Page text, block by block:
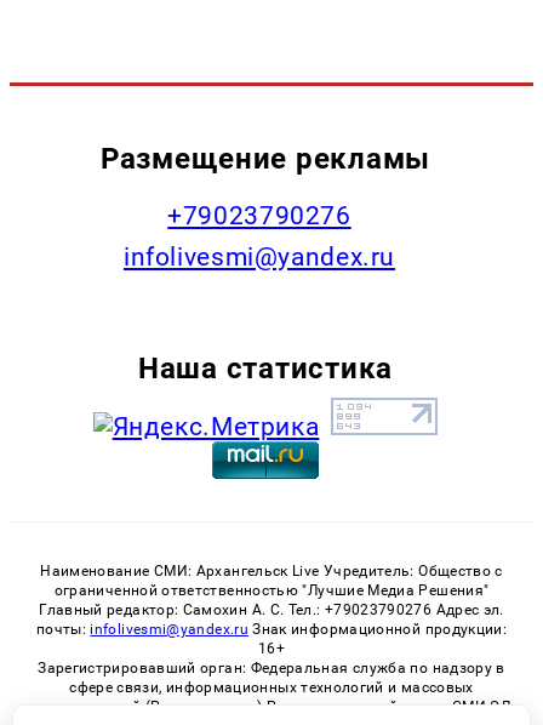
Размещение рекламы
+79023790276
infolivesmi@yandex.ru
Наша статистика
Наименование СМИ: Архангельск Live Учредитель: Общество с
ограниченной ответственностью "Лучшие Медиа Решения"
Главный редактор: Самохин А. С. Тел.: +79023790276 Адрес эл.
почты: infolivesmi@yandex.ru Знак информационной продукции:
16+
Зарегистрировавший орган: Федеральная служба по надзору в
сфере связи, информационных технологий и массовых
коммуникаций (Роскомнадзор) Регистрационный номер СМИ ЭЛ